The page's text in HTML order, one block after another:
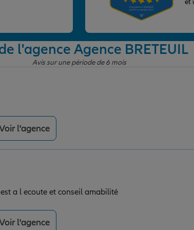
l'agence Agence BRETEUIL
Avis sur une période de 6 mois
l'agence
a l ecoute et conseil amabilité
l'agence